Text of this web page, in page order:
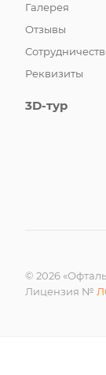
Галерея
Отзывы
Реквизиты
3D-тур
© 2026
Лицензия №